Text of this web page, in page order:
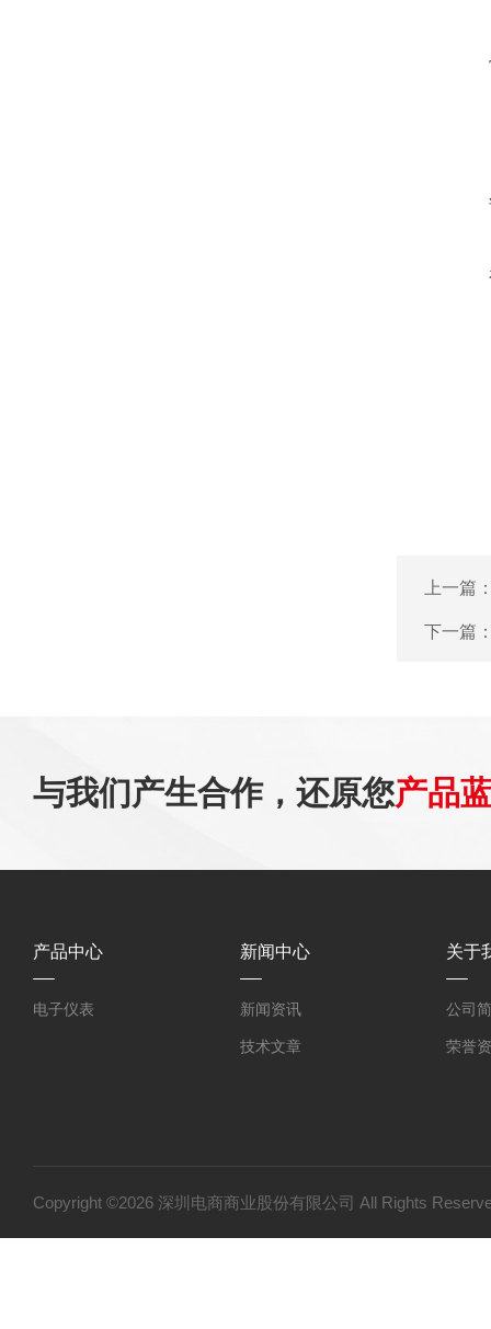
上一篇
下一篇
与我们产生合作，还原您产品
产品中心
电子仪表
新闻中心
新闻资讯
技术文章
关于
公司
荣誉
Copyright ©2026 深圳电商商业股份有限公司 All Rights